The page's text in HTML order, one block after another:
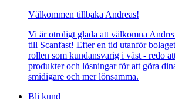
Välkommen tillbaka Andreas!
Vi är otroligt glada att välkomna
till Scanfast! Efter en tid utanför
rollen som kundansvarig i väst - redo
produkter och lösningar för att göra
smidigare och mer lönsamma.
Bli kund